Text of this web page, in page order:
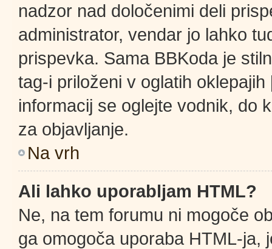
nadzor nad določenimi deli
administrator, vendar jo lahko
prispevka. Sama BBKoda je
tag-i priloženi v oglatih
informacij se oglejte vodnik, do
za objavljanje.
Na vrh
Ali lahko uporabljam HTML?
Ne, na tem forumu ni mogoče
ga omogoča uporaba HTML-ja,